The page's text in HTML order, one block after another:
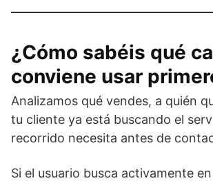
¿Cómo sabéis qué
conviene usar
Analizamos qué vendes, a quién
tu cliente ya está buscando el
recorrido necesita antes de
Si el usuario busca activamente